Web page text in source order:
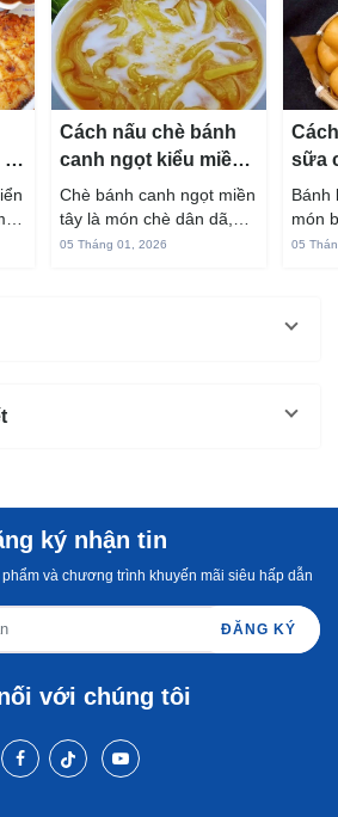
từ
Cách nấu chè bánh
canh ngọt kiểu miền
Tây ngon chuẩn vị
Chè bánh canh ngọt miền
tây là món chè dân dã,
gắn liền với đời sống sinh
05 Tháng 01, 2026
sữa
hấp
Bánh
món
05
ký nhận tin
và chương trình khuyến mãi siêu hấp dẫn
ĐĂNG KÝ
với chúng tôi